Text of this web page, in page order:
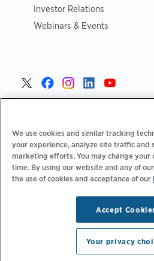
Investor Relations
Webinars & Events
Zásady ochrany osobních údajů|
Copyright © 2026 ChargePoint, Inc.
We use cookies and similar tracking
your experience, analyze site traffic and
marketing efforts. You may change your
time. By using our website and any of
the use of cookies and acceptance of our
Accept
Your privacy